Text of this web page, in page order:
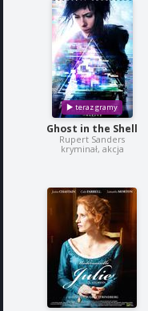
Ghost in the Shell
Rupert Sanders
kryminał, akcja